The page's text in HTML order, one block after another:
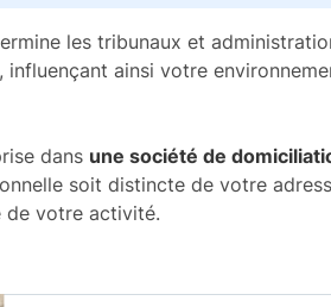
les tribunaux et
ainsi votre
dans une société de
soit distincte de votre
de votre activité.